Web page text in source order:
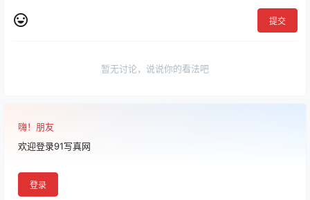
提交
暂无讨论，说说你的看法吧
嗨！朋友
欢迎登录91写真网
登录